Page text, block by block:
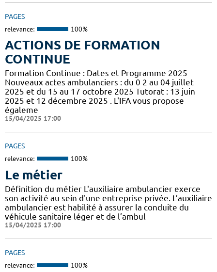
PAGES
relevance: 100%
ACTIONS DE FORMATION
CONTINUE
Formation Continue : Dates et Programme 2025
Nouveaux actes ambulanciers : du 0 2 au 04 juillet
2025 et du 15 au 17 octobre 2025 Tutorat : 13 juin
2025 et 12 décembre 2025 . L'IFA vous propose
égaleme
15/04/2025 17:00
PAGES
relevance: 100%
Le métier
Définition du métier L'auxiliaire ambulancier exerce
son activité au sein d'une entreprise privée. L’auxiliaire
ambulancier est habilité à assurer la conduite du
véhicule sanitaire léger et de l’ambul
15/04/2025 17:00
PAGES
relevance: 100%